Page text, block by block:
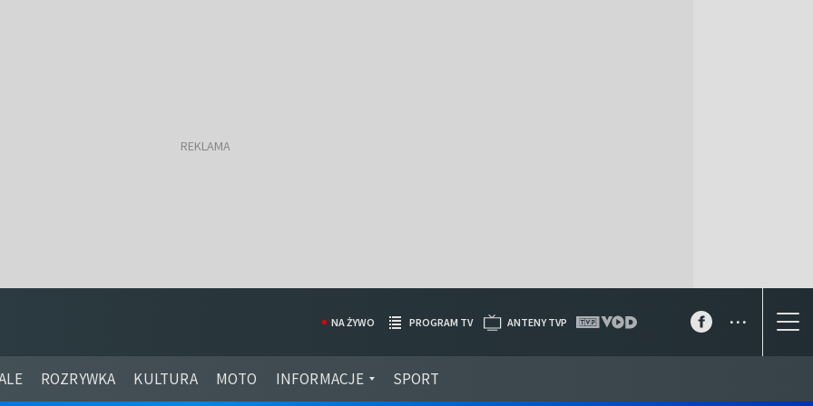
ROZRYWKA KULTURA MOTO INFORMACJE SPORT
NA ŻYWO PROGRAM TV ANTENY TVP ...